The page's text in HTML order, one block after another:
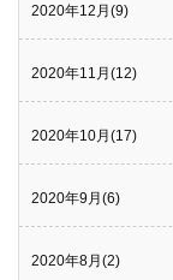
2020年12月(9)
2020年11月(12)
2020年10月(17)
2020年9月(6)
2020年8月(2)